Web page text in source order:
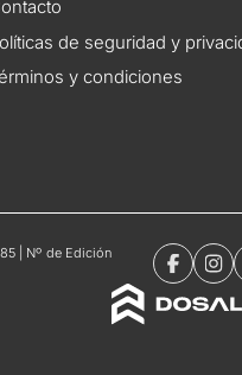
de seguridad y
y condiciones
| Nº de Edición